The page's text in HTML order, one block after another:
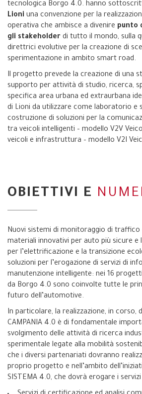
tecnologica Borgo 4.0. hanno
Lioni una convenzione per la
operativa che ambisce a divenire punto
gli stakeholder di tutto il mondo, sulla
direttrici evolutive per la creazione di
sperimentazione in ambito smart road.
Il progetto prevede la creazione di una
supporto per attività di studio, ricerca,
specifica area urbana ed extraurbana
di Lioni da utilizzare come laboratorio e
costruzione di soluzioni per la
tra veicoli intelligenti – modello V2V
veicoli e infrastruttura – modello V2I
OBIETTIVI E
Nuovi sistemi di monitoraggio di
materiali innovativi per auto più sicure e
per l’elettrificazione e la transizione
soluzioni per l’erogazione di servizi di
manutenzione intelligente: nei 16
da Borgo 4.0 sono coinvolte tutte le
futuro dell’automotive.
In particolare, la realizzazione, in corso,
CAMPANIA 4.0 è di fondamentale
svolgimento delle attività di ricerca
sperimentale legate alla mobilità
che i diversi partenariati dovranno
proprio progetto e nell’ambito
SISTEMA 4.0, che dovrà erogare i